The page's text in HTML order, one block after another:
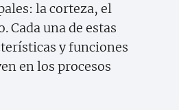
la corteza, el
Cada una de estas
y funciones
en los procesos